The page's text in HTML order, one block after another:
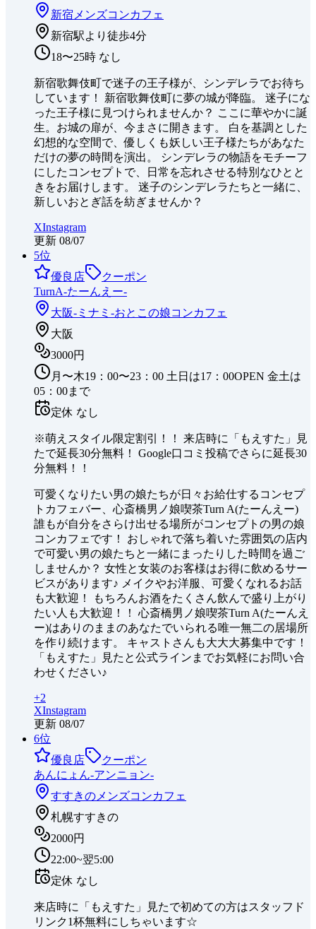
新宿 メンズコンカフェ
新宿駅より徒歩4分
18〜25時 なし
新宿歌舞伎町で迷子の王子様が、シンデレラでお待ち
しています！ 新宿歌舞伎町に夢の城が降臨。 迷子にな
った王子様に見つけられませんか？ ここに華やかに誕
生。お城の扉が、今まさに開きます。 白を基調とした
幻想的な空間で、優しくも妖しい王子様たちがあなた
だけの夢の時間を演出。 シンデレラの物語をモチーフ
にしたコンセプトで、日常を忘れさせる特別なひとと
きをお届けします。 迷子のシンデレラたちと一緒に、
新しいおとぎ話を紡ぎませんか？
XInstagram
更新 08/07
5位
優良店
クーポン
TurnA-たーんえー-
大阪-ミナミ-おとこの娘コンカフェ
大阪
3000円
月〜木19：00〜23：00 土日は17：00OPEN 金土は
05：00まで
定休 なし
※萌えスタイル限定割引！！ 来店時に「もえすた」見
たで延長30分無料！ Google口コミ投稿でさらに延長30
分無料！！
可愛くなりたい男の娘たちが日々お給仕するコンセプ
トカフェバー、心斎橋男ノ娘喫茶Turn A(たーんえー)
誰もが自分をさらけ出せる場所がコンセプトの男の娘
コンカフェです！ おしゃれで落ち着いた雰囲気の店内
で可愛い男の娘たちと一緒にまったりした時間を過ご
しませんか？ 女性と女装のお客様はお得に飲めるサー
ビスがあります♪ メイクやお洋服、可愛くなれるお話
も大歓迎！ もちろんお酒をたくさん飲んで盛り上がり
たい人も大歓迎！！ 心斎橋男ノ娘喫茶Turn A(たーんえ
ー)はありのままのあなたでいられる唯一無二の居場所
を作り続けます。 キャストさんも大大大募集中です！
「もえすた」見たと公式ラインまでお気軽にお問い合
わせください♪
+2
XInstagram
更新 08/07
6位
優良店
クーポン
あんにょん-アンニョン-
すすきの メンズコンカフェ
札幌すすきの
2000円
22:00~翌5:00
定休 なし
来店時に「もえすた」見たで初めての方はスタッフド
リンク1杯無料にしちゃいます☆